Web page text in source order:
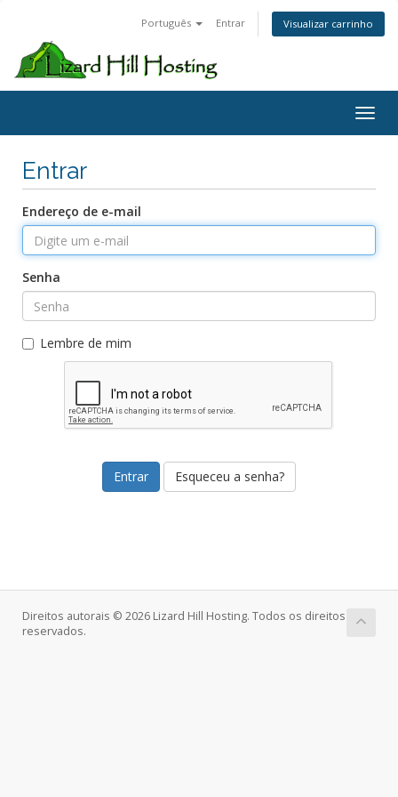
Português Entrar Visualizar carrinho
Entrar
Endereço de e-mail
Senha
Lembre de mim
Esqueceu a senha?
Direitos autorais © 2026 Lizard Hill Hosting. Todos os direitos
reservados.